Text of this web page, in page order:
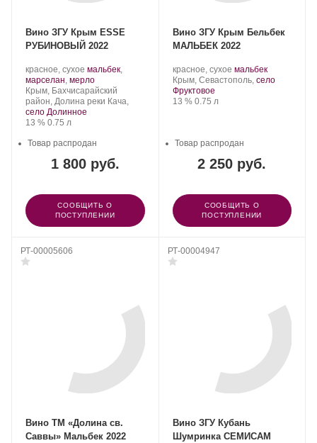
Вино ЗГУ Крым ESSE
РУБИНОВЫЙ 2022
Производитель:
Сатера/ESSE.
красное, сухое .
Сорт
винограда:
мальбек,
марселан, мерло.
Регион:
Крым, Бахчисарайский
район, Долина реки Кача,
село Долинное
Крепость
13 %. Объем
0.75 л
1 800 руб.
Товар распродан
СООБЩИТЬ О
ПОСТУПЛЕНИИ
Вино ЗГУ Крым Бельбек
МАЛЬБЕК 2022
Производитель:
Бельбек.
красное, сухое .
Сорт
мальбек.
Регион:
Крым, Севастополь, село
Фруктовое
Крепость
13 %. Объем
0.75 л
2 250 руб.
Товар распродан
СООБЩИТЬ О
ПОСТУПЛЕНИИ
РТ-00005606
Вино ТМ «Долина св.
Саввы» Мальбек 2022
РТ-00004947
Вино ЗГУ Кубань
Шумринка СЕМИСАМ